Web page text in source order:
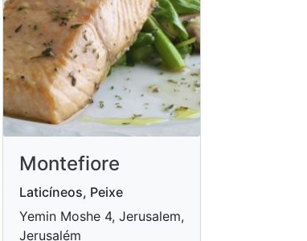
Montefiore
Laticíneos, Peixe
Yemin Moshe 4, Jerusalem,
Jerusalém